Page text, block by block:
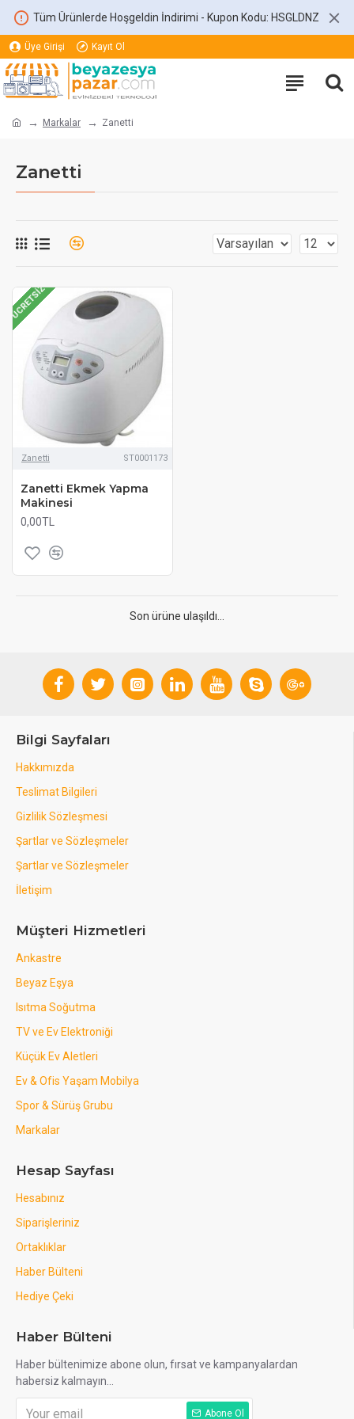
Tüm Ürünlerde Hoşgeldin İndirimi - Kupon Kodu: HSGLDNZ
Üye Girişi Kayıt Ol
Markalar Zanetti
Zanetti
ÜCRETSIZ
Zanetti ST0001173
Zanetti Ekmek Yapma
Makinesi
0,00TL
Son ürüne ulaşıldı...
Bilgi Sayfaları
Hakkımızda
Teslimat Bilgileri
Gizlilik Sözleşmesi
Şartlar ve Sözleşmeler
Şartlar ve Sözleşmeler
İletişim
Müşteri Hizmetleri
Ankastre
Beyaz Eşya
Isıtma Soğutma
TV ve Ev Elektroniği
Küçük Ev Aletleri
Ev & Ofis Yaşam Mobilya
Spor & Sürüş Grubu
Markalar
Hesap Sayfası
Hesabınız
Siparişleriniz
Ortaklıklar
Haber Bülteni
Hediye Çeki
Haber Bülteni
Haber bültenimize abone olun, fırsat ve kampanyalardan
habersiz kalmayın...
Abone Ol